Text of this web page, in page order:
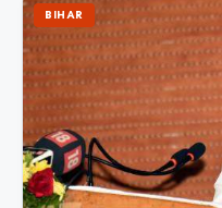
BIHAR